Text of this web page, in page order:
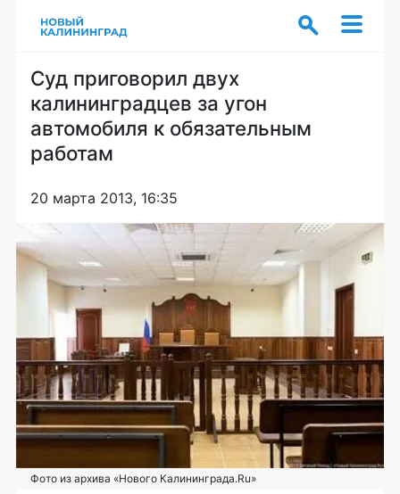
Суд приговорил двух
калининградцев за угон
автомобиля к обязательным
работам
20 марта 2013, 16:35
Фото из архива «Нового Калининграда.Ru»